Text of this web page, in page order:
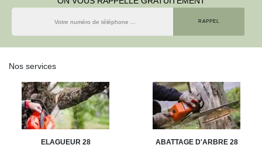
Nos services
ELAGUEUR 28 ABATTAGE D'ARBRE 28